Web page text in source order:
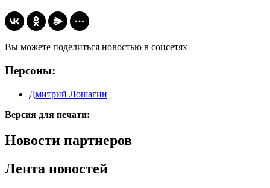
Вы можете поделиться новостью в соцсетях
Персоны:
Дмитрий Лошагин
Версия для печати:
Новости партнеров
Лента новостей